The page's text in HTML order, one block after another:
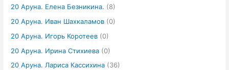
20 Аруна. Елена Безникина. (8)
20 Аруна. Иван Шахкаламов (0)
20 Аруна. Игорь Коротеев (0)
20 Аруна. Ирина Стихиева (0)
20 Аруна. Лариса Кассихина (36)